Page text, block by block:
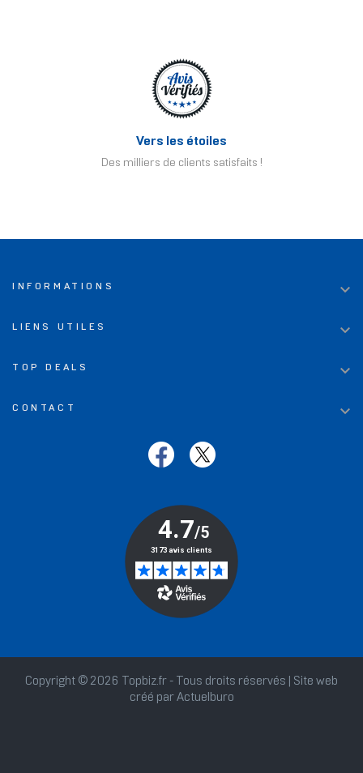
Vers les étoiles
Des milliers de clients satisfaits !
INFORMATIONS 
LIENS UTILES 
TOP DEALS 
CONTACT 
Copyright © 2026 Topbiz.fr - Tous droits réservés | Site web
créé par Actuelburo